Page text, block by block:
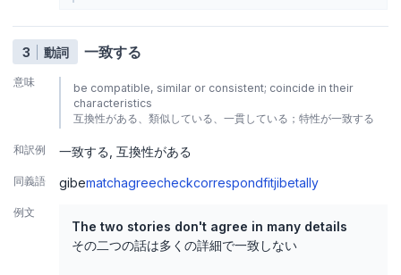
3 動詞 一致する
意味
be compatible, similar or consistent; coincide in their
characteristics
互換性がある、類似している、一貫している；特性が一致する
和訳例 一致する 互換性がある
同義語 gibematchagreecheckcorrespondfitjibetally
例文
The two stories don't agree in many details
その二つの話は多くの詳細で一致しない